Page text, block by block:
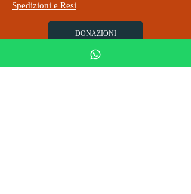
Spedizioni e Resi
DONAZIONI